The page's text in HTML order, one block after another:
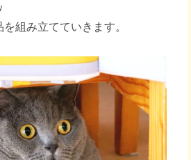
組み立てていきます。